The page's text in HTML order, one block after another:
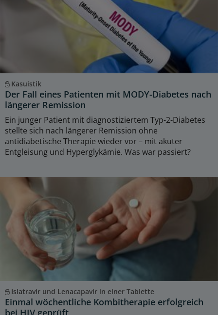
Kasuistik
Der Fall eines Patienten mit MODY-Diabetes nach
längerer Remission
Ein junger Patient mit diagnostiziertem Typ-2-Diabetes
stellte sich nach längerer Remission ohne
antidiabetische Therapie wieder vor – mit akuter
Entgleisung und Hyperglykämie. Was war passiert?
Islatravir und Lenacapavir in einer Tablette
Einmal wöchentliche Kombitherapie erfolgreich
bei HIV geprüft